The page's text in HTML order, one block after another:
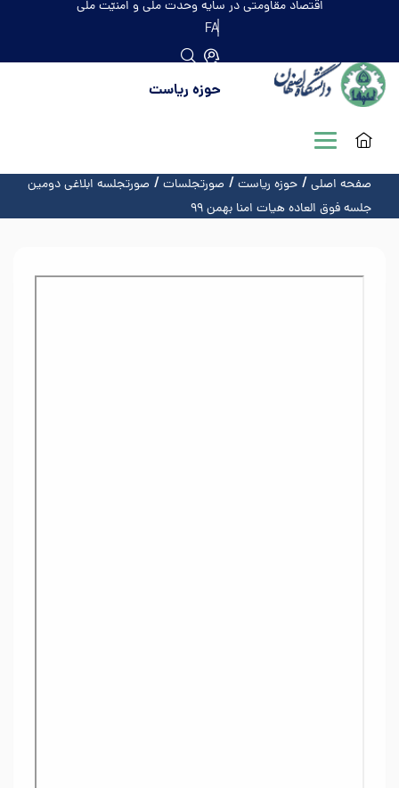
اقتصاد مقاومتی در سایه وحدت ملّی و امنیّت ملّی
FA
حوزه ریاست
صفحه اصلی حوزه ریاست صورتجلسات
صورتجلسه ابلاغی دومین
جلسه فوق العاده هیات امنا بهمن ۹۹